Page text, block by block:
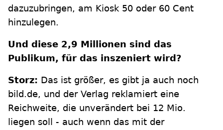
dazuzubringen, am Kiosk 50 oder 60 Cent
hinzulegen.
Und diese 2,9 Millionen sind das
Publikum, für das inszeniert wird?
Storz: Das ist größer, es gibt ja auch noch
bild.de, und der Verlag reklamiert eine
Reichweite, die unverändert bei 12 Mio.
liegen soll - auch wenn das mit der